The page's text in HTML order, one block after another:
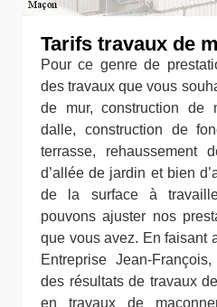
Tarifs travaux de
Pour ce genre de
des travaux que vous
de mur, construction de
dalle, construction de
terrasse, rehaussement
d’allée de jardin et bien
de la surface à
pouvons ajuster nos
que vous avez. En faisant
Entreprise Jean-
des résultats de travaux
en travaux de